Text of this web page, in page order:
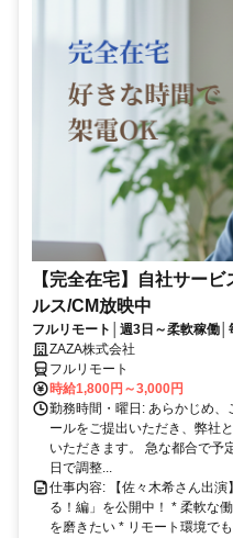
【完全在宅】自社サー
ルス/CM放映中
フルリモート│週3日～柔軟稼働
が次々成長中！
ZAZA株式会社
フルリモート
時給1,800円～3,000円
勤務時間・曜日: あらかじめ
ールをご提出いただき、弊社
いただきます。 急な都合で予
日で調整...
仕事内容: 【佐々木希さん出
る！編」を公開中！ * 柔軟な
を磨きたい * リモート環境で